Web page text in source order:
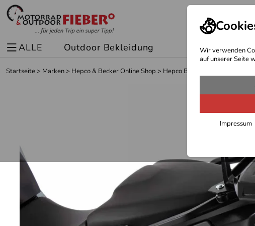
Wir verwenden
auf unserer Seite
Impressum
ALLE Outdoor Bekleidung Sport
Startseite> Marken> Hepco & Becker Online Shop > Hepco Becker Träger